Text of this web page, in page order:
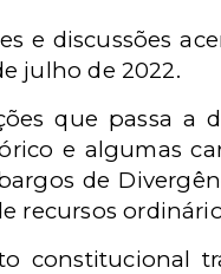
e discussões
julho de 2022.
que passa a
e algumas
de
recursos
constitucional